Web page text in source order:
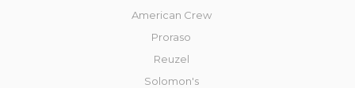
American Crew
Proraso
Reuzel
Solomon's